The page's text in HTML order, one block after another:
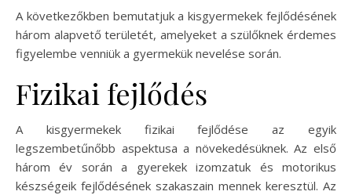
A következőkben bemutatjuk a kisgyermekek fejlődésének
három alapvető területét, amelyeket a szülőknek érdemes
figyelembe venniük a gyermekük nevelése során.
Fizikai fejlődés
A kisgyermekek fizikai fejlődése az egyik
legszembetűnőbb aspektusa a növekedésüknek. Az első
három év során a gyerekek izomzatuk és motorikus
készségeik fejlődésének szakaszain mennek keresztül. Az